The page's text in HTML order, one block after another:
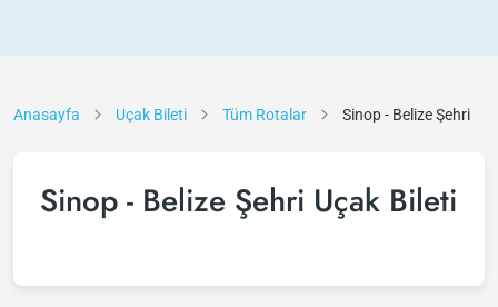
Anasayfa Uçak Bileti Tüm Rotalar Sinop - Belize Şehri
Sinop - Belize Şehri Uçak Bileti